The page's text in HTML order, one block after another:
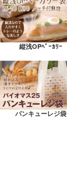
縦浅OPﾍﾞｰｶﾘｰ
パンキューレジ袋